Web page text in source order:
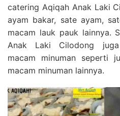
catering Aqiqah Anak Laki
ayam bakar, sate ayam,
macam lauk pauk lainnya.
Anak Laki Cilodong juga
macam minuman seperti
macam minuman lainnya.